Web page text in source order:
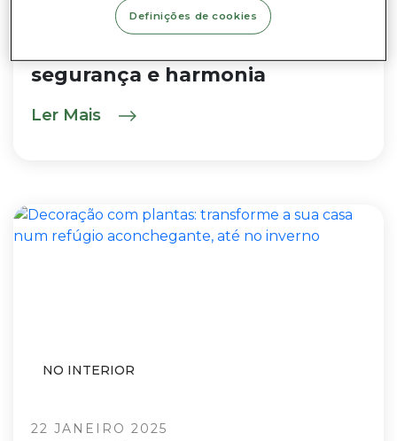
23 JUNHO 2025
segurança e harmonia
Ler Mais
NO INTERIOR
22 JANEIRO 2025
Definições de cookies